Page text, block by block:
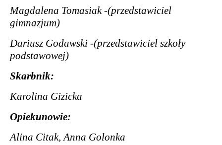
Magdalena Tomasiak -(przedstawiciel
gimnazjum)
Dariusz Godawski -(przedstawiciel szkoły
podstawowej)
Skarbnik:
Karolina Gizicka
Opiekunowie:
Alina Citak, Anna Golonka